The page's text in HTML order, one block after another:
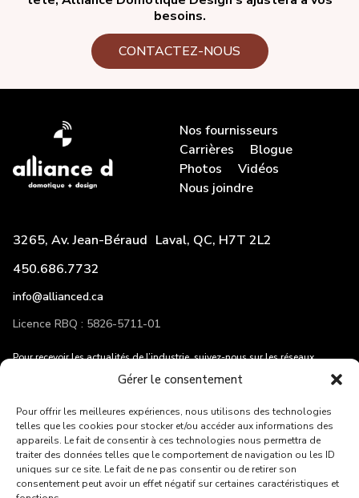
Gérer le consentement
Pour offrir les meilleures expériences, nous utilisons des technologies
telles que les cookies pour stocker et/ou accéder aux informations des
appareils. Le fait de consentir à ces technologies nous permettra de
traiter des données telles que le comportement de navigation ou les ID
uniques sur ce site. Le fait de ne pas consentir ou de retirer son
consentement peut avoir un effet négatif sur certaines caractéristiques et
besoins.
CONTACTEZ-NOUS
Nos fournisseurs
Carrières
Blogue
Photos
Vidéos
Nous joindre
3265, Av. Jean-Béraud Laval, QC, H7T 2L2
450.686.7732
info@allianced.ca
Licence RBQ : 5826-5711-01
Pour recevoir les actualités de l’industrie, suivez-nous sur les réseaux
sociaux et entrez votre adresse courriel!
ENVOYER